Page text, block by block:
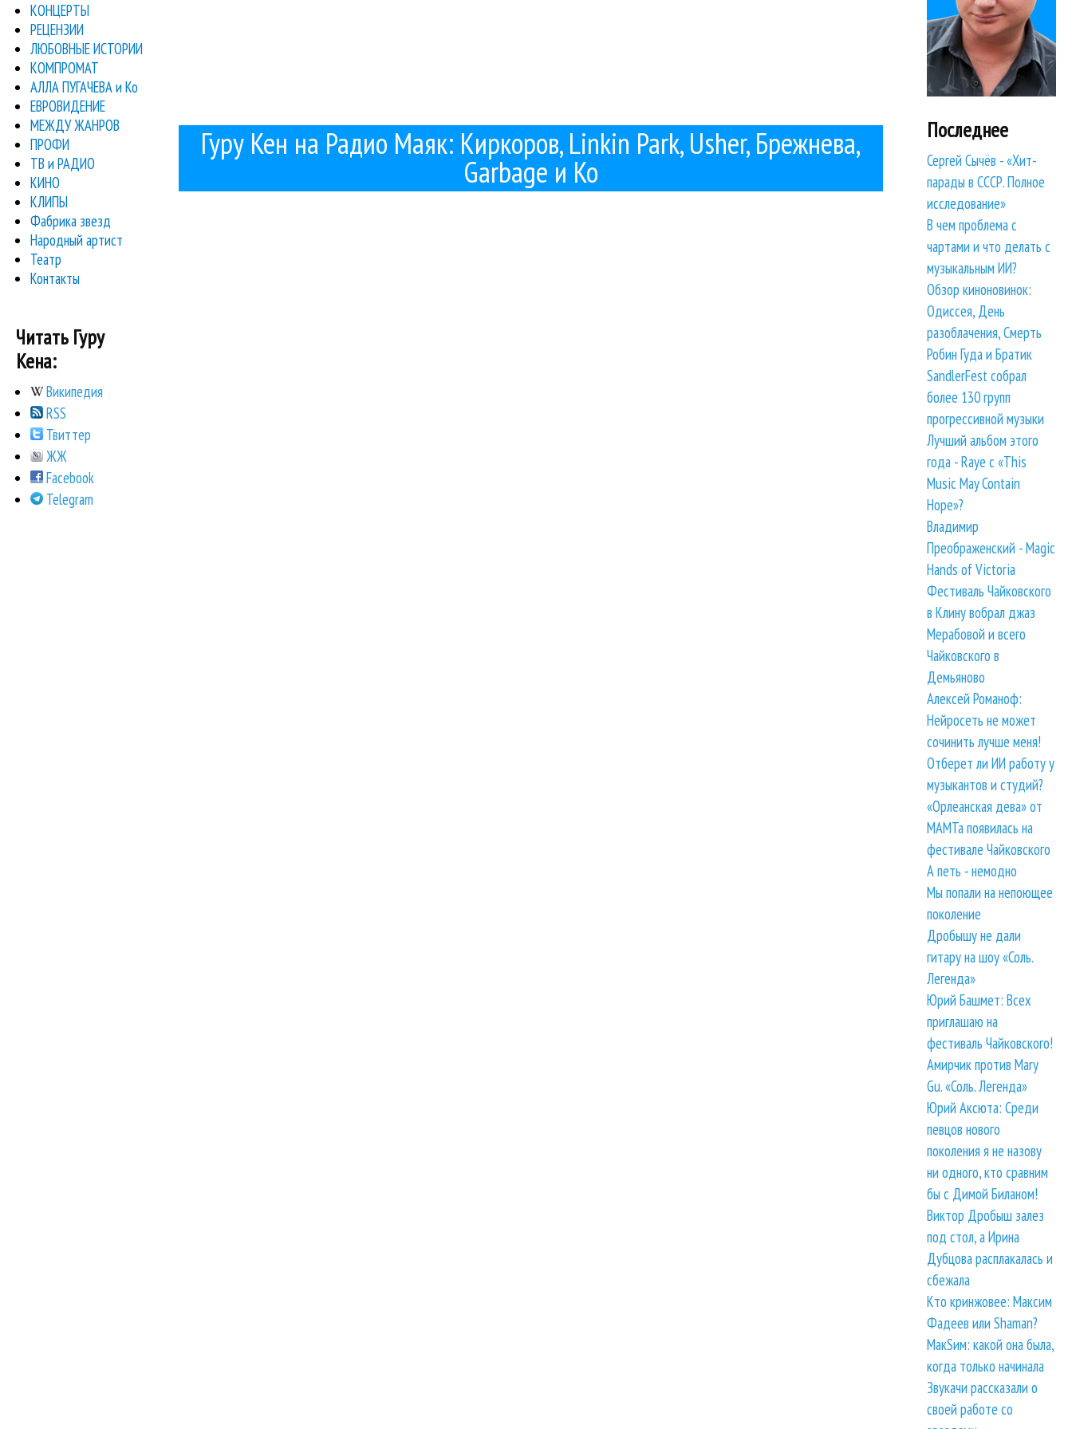
Гуру Кен на Радио Маяк: Киркоров, Linkin Park, Usher, Брежнева,
Garbage и Ко
КОНЦЕРТЫ
РЕЦЕНЗИИ
ЛЮБОВНЫЕ ИСТОРИИ
КОМПРОМАТ
АЛЛА ПУГАЧЕВА и Ко
ЕВРОВИДЕНИЕ
МЕЖДУ ЖАНРОВ
ПРОФИ
ТВ и РАДИО
КИНО
КЛИПЫ
Фабрика звезд
Народный артист
Театр
Контакты
Читать Гуру
Кена:
Википедия
RSS
Твиттер
ЖЖ
Facebook
Telegram
Последнее
Сергей Сычёв - «Хит-
парады в СССР. Полное
исследование»
В чем проблема с
чартами и что делать с
музыкальным ИИ?
Обзор киноновинок:
Одиссея, День
разоблачения, Смерть
Робин Гуда и Братик
SandlerFest собрал
более 130 групп
прогрессивной музыки
Лучший альбом этого
года - Raye с «This
Music May Contain
Hope»?
Владимир
Преображенский - Magic
Hands of Victoria
Фестиваль Чайковского
в Клину вобрал джаз
Мерабовой и всего
Чайковского в
Демьяново
Алексей Романоф:
Нейросеть не может
сочинить лучше меня!
Отберет ли ИИ работу у
музыкантов и студий?
«Орлеанская дева» от
МАМТа появилась на
фестивале Чайковского
А петь - немодно
Мы попали на непоющее
поколение
Дробышу не дали
гитару на шоу «Соль.
Легенда»
Юрий Башмет: Всех
приглашаю на
фестиваль Чайковского!
Амирчик против Mary
Gu. «Соль. Легенда»
Юрий Аксюта: Среди
певцов нового
поколения я не назову
ни одного, кто сравним
бы с Димой Биланом!
Виктор Дробыш залез
под стол, а Ирина
Дубцова расплакалась и
сбежала
Кто кринжовее: Максим
Фадеев или Shaman?
МакSим: какой она была,
когда только начинала
Звукачи рассказали о
своей работе со